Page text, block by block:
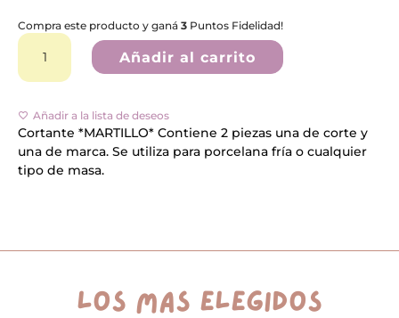
Compra este producto y ganá3 Puntos Fidelidad!
Cortante
*SERRUCHO*
Añadir al carrito
t
e
n
a
Añadir a la lista de deseos
Cortante *MARTILLO* Contiene 2 piezas una de corte y
una de marca. Se utiliza para porcelana fría o cualquier
tipo de masa.
los más elegidos